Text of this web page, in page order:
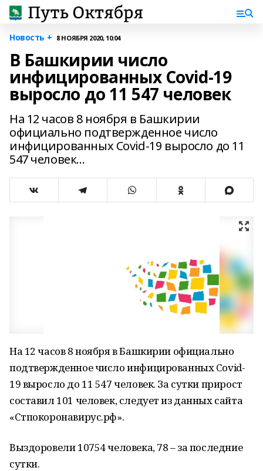
Новость + 8 НОЯБРЯ 2020, 10:04
В Башкирии число
инфицированных Covid-19
выросло до 11 547 человек
На 12 часов 8 ноября в Башкирии
официально подтвержденное число
инфицированных Covid-19 выросло до 11
547 человек...
На 12 часов 8 ноября в Башкирии официально
подтвержденное число инфицированных Covid-
19 выросло до 11 547 человек. За сутки прирост
составил 101 человек, следует из данных сайта
«Стпокоронавирус.рф».
Выздоровели 10754 человека, 78 – за последние
сутки.